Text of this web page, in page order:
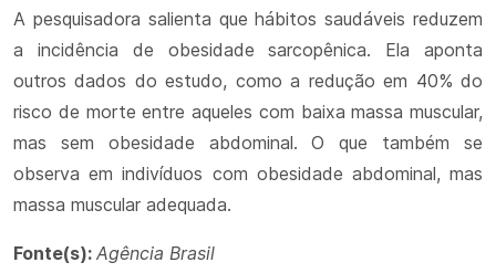
A pesquisadora salienta que hábitos saudáveis reduzem
a incidência de obesidade sarcopênica. Ela aponta
outros dados do estudo, como a redução em 40% do
risco de morte entre aqueles com baixa massa muscular,
mas sem obesidade abdominal. O que também se
observa em indivíduos com obesidade abdominal, mas
massa muscular adequada.
Fonte(s): Agência Brasil